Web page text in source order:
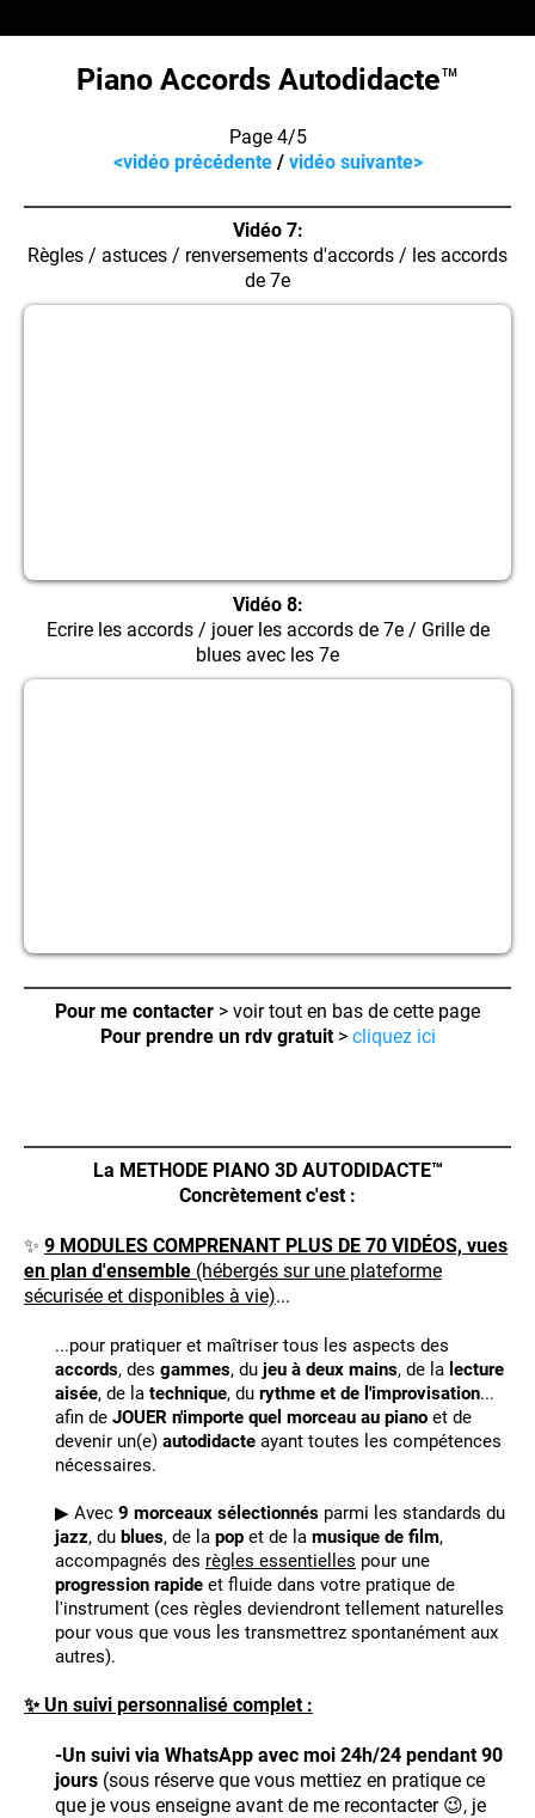
Piano Accords Autodidacte™
Page 4/5
<vidéo précédente/ vidéo suivante>
Vidéo 7:
Règles / astuces / renversements d'accords / les accords
de 7e
Vidéo 8:
Ecrire les accords / jouer les accords de 7e / Grille de
blues avec les 7e
Pour me contacter > voir tout en bas de cette page
Pour prendre un rdv gratuit> cliquez ici
La METHODE PIANO 3D AUTODIDACTE™
Concrètement c'est :
✨ 9 MODULES COMPRENANT PLUS DE 70 VIDÉOS, vues
en plan d'ensemble (hébergés sur une plateforme
sécurisée et disponibles à vie)...
...pour pratiquer et maîtriser tous les aspects des
accords, des gammes, du jeu à deux mains, de la lecture
aisée, de la technique, du rythme et de l'improvisation...
afin de JOUER n'importe quel morceau au piano et de
devenir un(e) autodidacte ayant toutes les compétences
nécessaires.
▶ Avec 9 morceaux sélectionnés parmi les standards du
jazz, du blues, de la pop et de la musique de film,
accompagnés des règles essentielles pour une
progression rapide et fluide dans votre pratique de
l'instrument (ces règles deviendront tellement naturelles
pour vous que vous les transmettrez spontanément aux
autres).
✨ Un suivi personnalisé complet :
-Un suivi via WhatsApp avec moi 24h/24 pendant 90
jours (sous réserve que vous mettiez en pratique ce
que je vous enseigne avant de me recontacter 😉, je